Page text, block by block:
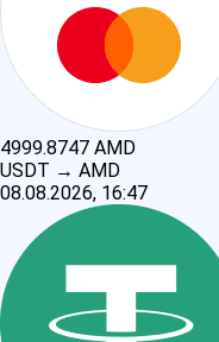
4999.8747 AMD
USDT → AMD
08.08.2026, 16:47